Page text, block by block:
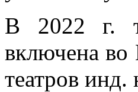
В 2022 г.
включена во
театров инд.